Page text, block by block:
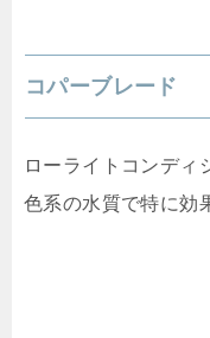
コパーブレード
ローライトコンディ
色系の水質で特に効